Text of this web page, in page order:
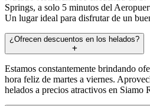
Springs, a solo 5 minutos del
Un lugar ideal para disfrutar de un
¿Ofrecen descuentos en los helados?
Estamos constantemente brindando
hora feliz de martes a viernes.
helados a precios atractivos en Siamo